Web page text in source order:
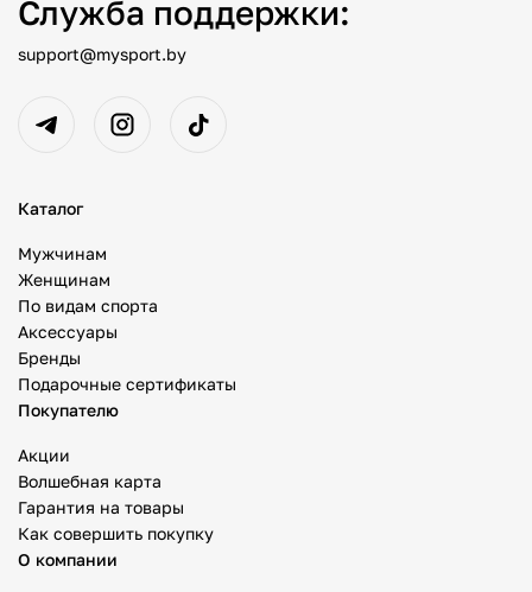
Служба поддержки:
support@mysport.by
Каталог
Мужчинам
Женщинам
По видам спорта
Аксессуары
Бренды
Подарочные сертификаты
Покупателю
Акции
Волшебная карта
Гарантия на товары
Как совершить покупку
О компании